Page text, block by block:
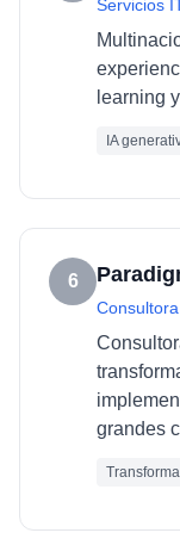
Servicios
learning
IA
6
grandes